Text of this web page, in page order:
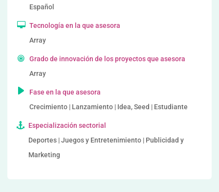
Español
Tecnología en la que asesora
Array
Grado de innovación de los proyectos que asesora
Array
Fase en la que asesora
Crecimiento | Lanzamiento | Idea, Seed | Estudiante
Especialización sectorial
Deportes | Juegos y Entretenimiento | Publicidad y
Marketing